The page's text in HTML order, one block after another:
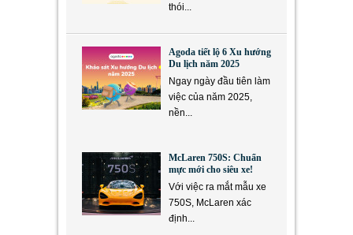
thói...
Agoda tiết lộ 6 Xu hướng
Du lịch năm 2025
Ngay ngày đầu tiên làm
việc của năm 2025,
nền...
McLaren 750S: Chuẩn
mực mới cho siêu xe!
Với việc ra mắt mẫu xe
750S, McLaren xác
định...